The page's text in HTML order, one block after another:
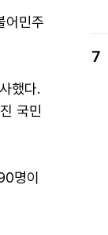
어민주
했다.
국민
명이
7